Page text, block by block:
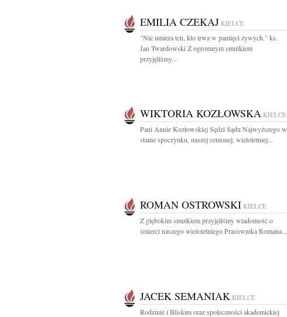
EMILIA CZEKAJ KIELCE
"Nie umiera ten, kto trwa w pamięci żywych." ks.
Jan Twardowski Z ogromnym smutkiem
przyjęliśmy...
WIKTORIA KOZŁOWSKA KIELCE
Pani Annie Kozłowskiej Sędzi Sądu Najwyższego w
stanie spoczynku, naszej cenionej, wieloletniej...
ROMAN OSTROWSKI KIELCE
Z głębokim smutkiem przyjęliśmy wiadomość o
śmierci naszego wieloletniego Pracownika Romana...
JACEK SEMANIAK KIELCE
Rodzinie i Bliskim oraz społeczności akademickiej